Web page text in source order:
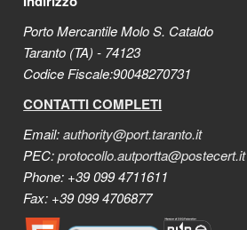
Porto Mercantile Molo S. Cataldo
Taranto (TA) - 74123
Codice Fiscale:90048270731
CONTATTI COMPLETI
Email:authority@port.taranto.it
PEC:protocollo.autportta@postecert.it
Phone: +39 099 4711611
Fax: +39 099 4706877